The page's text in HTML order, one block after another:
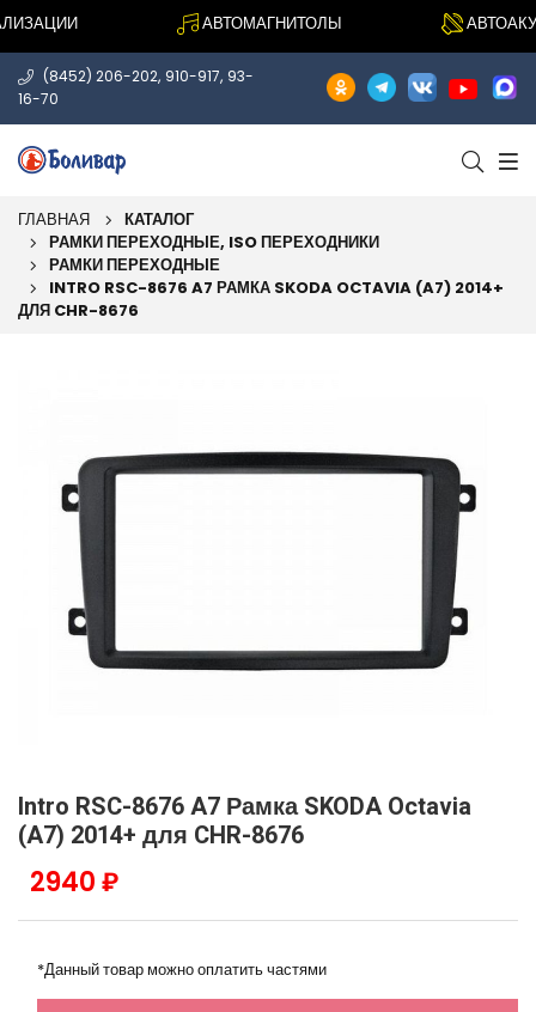
АВТОМАГНИТОЛЫ
(8452) 206-202, 910-917, 93-
16-70
ГЛАВНАЯ
КАТАЛОГ
РАМКИ ПЕРЕХОДНЫЕ, ISO ПЕРЕХОДНИКИ
РАМКИ ПЕРЕХОДНЫЕ
INTRO RSC-8676 A7 РАМКА SKODA OCTAVIA (A7) 2014+
ДЛЯ CHR-8676
Intro RSC-8676 A7 Рамка SKODA Octavia
(A7) 2014+ для CHR-8676
2940 ₽
*Данный товар можно оплатить частями